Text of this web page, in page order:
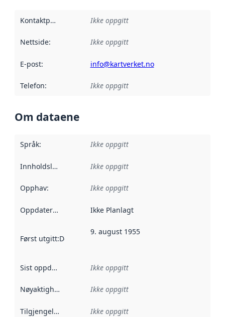
Kontaktpunkt Ikke oppgitt
Nettside: Ikke oppgitt
E-post: info@kartverket.no
Telefon: Ikke oppgitt
Om dataene
Språk: Ikke oppgitt
Innholdsleverandører :
Ikke oppgitt
Opphav: Ikke oppgitt
Oppdateringsfrekvens :
Ikke Planlagt
Først utgitt:Denne datoen sier når dataene i dette
9. august 1955
Sist oppdatert Ikke oppgitt
Nøyaktighet Ikke oppgitt
Tilgjengelighet Ikke oppgitt